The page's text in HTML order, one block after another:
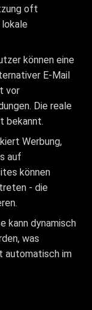
oft
können eine
E-Mail
vor
Die reale
bekannt.
Werbung,
auf
können
- die
kann dynamisch
was
automatisch im